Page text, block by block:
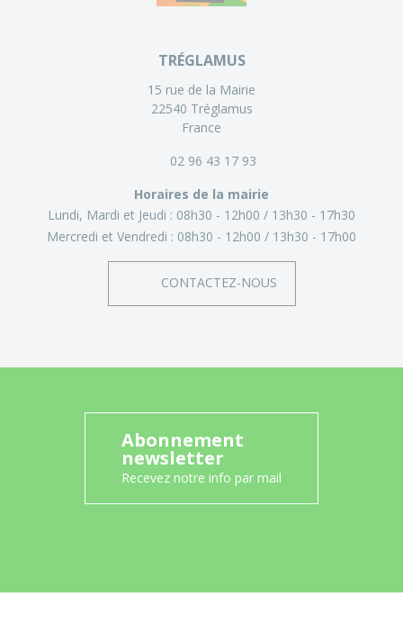
TRÉGLAMUS
15 rue de la Mairie
22540 Tréglamus
France
02 96 43 17 93
Horaires de la mairie
Lundi, Mardi et Jeudi : 08h30 - 12h00
13h30 - 17h30
Mercredi et Vendredi : 08h30 - 12h00 13h30 - 17h00
CONTACTEZ-NOUS
Abonnement
newsletter
Recevez notre info par mail